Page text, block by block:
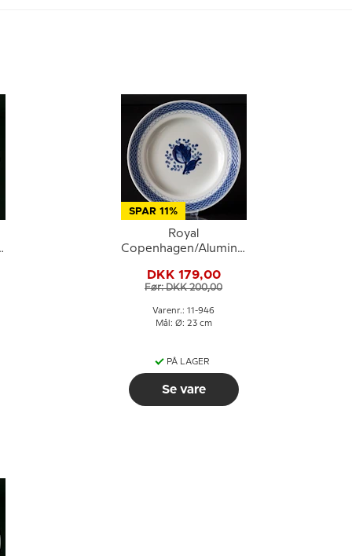
SPAR 11%
Royal
Copenhagen/Aluminia
tallerken 23cm, nr. 946
eller 623
DKK 179,00
Før: DKK 200,00
Varenr.: 11-946
Mål: Ø: 23 cm
PÅ LAGER
Se vare